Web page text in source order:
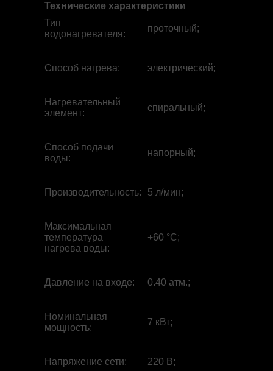
Технические характеристики
Тип
водонагревателя:
проточный;
Способ нагрева: электрический;
Нагревательный
элемент:
спиральный;
Способ подачи
воды:
напорный;
Производительность: 5 л/мин;
Максимальная
температура
нагрева воды:
+60 °С;
Давление на входе: 0.40 атм.;
Номинальная
мощность:
7 кВт;
Напряжение сети: 220 В;